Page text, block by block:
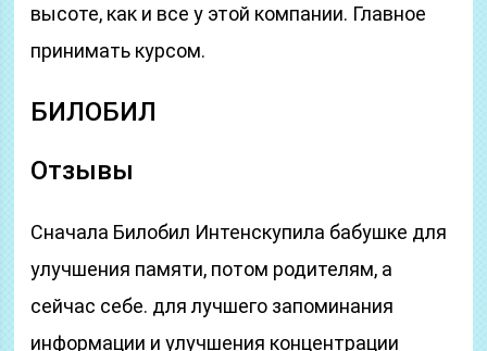
высоте, как и все у этой компании. Главное
принимать курсом.
БИЛОБИЛ
Отзывы
Сначала Билобил Интенскупила бабушке для
улучшения памяти, потом родителям, а
сейчас себе. для лучшего запоминания
информации и улучшения концентрации